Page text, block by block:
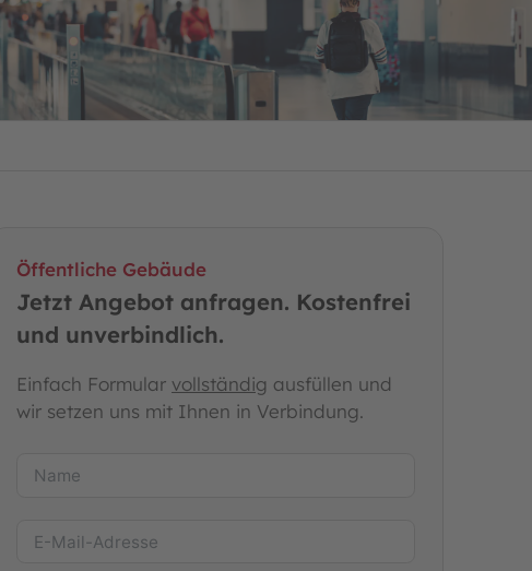
Öffentliche Gebäude
Jetzt Angebot anfragen. Kostenfrei
und unverbindlich.
Einfach Formularvollständig ausfüllen und
wir setzen uns mit Ihnen in Verbindung.